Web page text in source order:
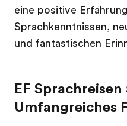
eine positive
Sprachkenntnissen,
und fantastischen
EF
Umfangreiches